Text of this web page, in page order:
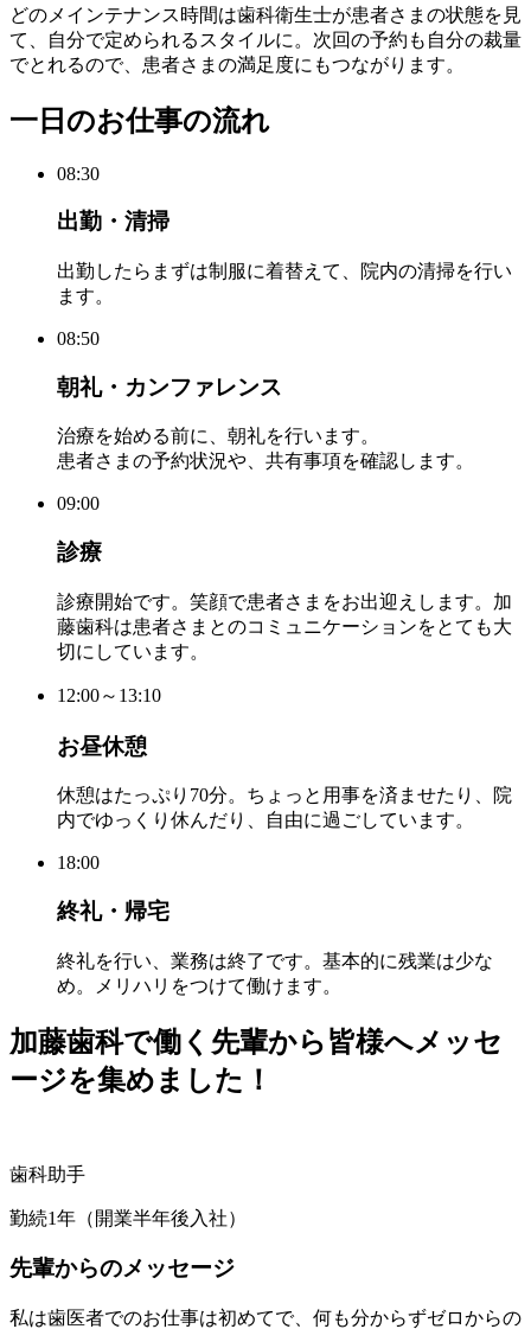
どのメインテナンス時間は歯科衛生士が患者さまの状態を見
て、自分で定められるスタイルに。次回の予約も自分の裁量
でとれるので、患者さまの満足度にもつながります。
一日のお仕事の流れ
08:30
出勤・清掃
出勤したらまずは制服に着替えて、院内の清掃を行い
ます。
08:50
朝礼・カンファレンス
治療を始める前に、朝礼を行います。
患者さまの予約状況や、共有事項を確認します。
09:00
診療
診療開始です。笑顔で患者さまをお出迎えします。加
藤歯科は患者さまとのコミュニケーションをとても大
切にしています。
12:00～13:10
お昼休憩
休憩はたっぷり70分。ちょっと用事を済ませたり、院
内でゆっくり休んだり、自由に過ごしています。
18:00
終礼・帰宅
終礼を行い、業務は終了です。基本的に残業は少な
め。メリハリをつけて働けます。
加藤歯科で働く先輩から皆様へメッセ
ージを集めました！
歯科助手
勤続1年（開業半年後入社）
先輩からのメッセージ
私は歯医者でのお仕事は初めてで、何も分からずゼロからの